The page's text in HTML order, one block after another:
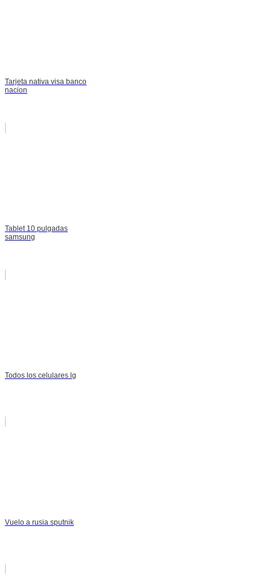
Tarjeta nativa visa banco
nacion
Tablet 10 pulgadas
samsung
Todos los celulares lg
Vuelo a rusia sputnik